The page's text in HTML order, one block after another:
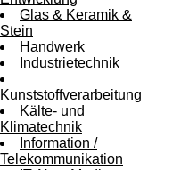
Glas & Keramik &
Stein
Handwerk
Industrietechnik
Kunststoffverarbeitung
Kälte- und
Klimatechnik
Information /
Telekommunikation